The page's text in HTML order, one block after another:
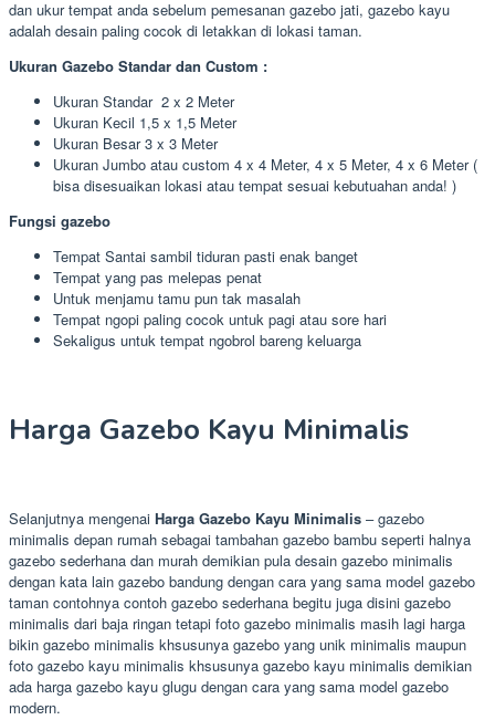
dan ukur tempat anda sebelum pemesanan gazebo jati, gazebo kayu
adalah desain paling cocok di letakkan di lokasi taman.
Ukuran Gazebo Standar dan Custom :
Ukuran Standar 2 x 2 Meter
Ukuran Kecil 1,5 x 1,5 Meter
Ukuran Besar 3 x 3 Meter
Ukuran Jumbo atau custom 4 x 4 Meter, 4 x 5 Meter, 4 x 6 Meter (
bisa disesuaikan lokasi atau tempat sesuai kebutuahan anda! )
Fungsi gazebo
Tempat Santai sambil tiduran pasti enak banget
Tempat yang pas melepas penat
Untuk menjamu tamu pun tak masalah
Tempat ngopi paling cocok untuk pagi atau sore hari
Sekaligus untuk tempat ngobrol bareng keluarga
Harga Gazebo Kayu Minimalis
Selanjutnya mengenai Harga Gazebo Kayu Minimalis – gazebo
minimalis depan rumah sebagai tambahan gazebo bambu seperti halnya
gazebo sederhana dan murah demikian pula desain gazebo minimalis
dengan kata lain gazebo bandung dengan cara yang sama model gazebo
taman contohnya contoh gazebo sederhana begitu juga disini gazebo
minimalis dari baja ringan tetapi foto gazebo minimalis masih lagi harga
bikin gazebo minimalis khsusunya gazebo yang unik minimalis maupun
foto gazebo kayu minimalis khsusunya gazebo kayu minimalis demikian
ada harga gazebo kayu glugu dengan cara yang sama model gazebo
modern.